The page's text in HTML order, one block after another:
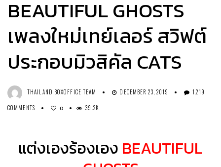
BEAUTIFUL GHOSTS
เพลงใหม่เทย์เลอร์ สวิฟต์
ประกอบมิวสิคัล CATS
THAILAND BOXOFFICE TEAM DECEMBER 23, 2019
1,219
COMMENTS
0 39.2K
แต่งเองร้องเอง BEAUTIFUL